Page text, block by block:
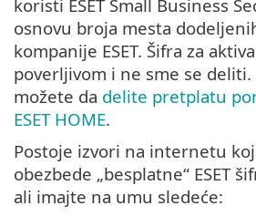
koristi ESET Small Business
osnovu broja mesta
kompanije ESET. Šifra za
poverljivom i ne sme se
možete da delite pretplatu
ESET HOME.
Postoje izvori na internetu
obezbede „besplatne“ ESET
ali imajte na umu sledeće: